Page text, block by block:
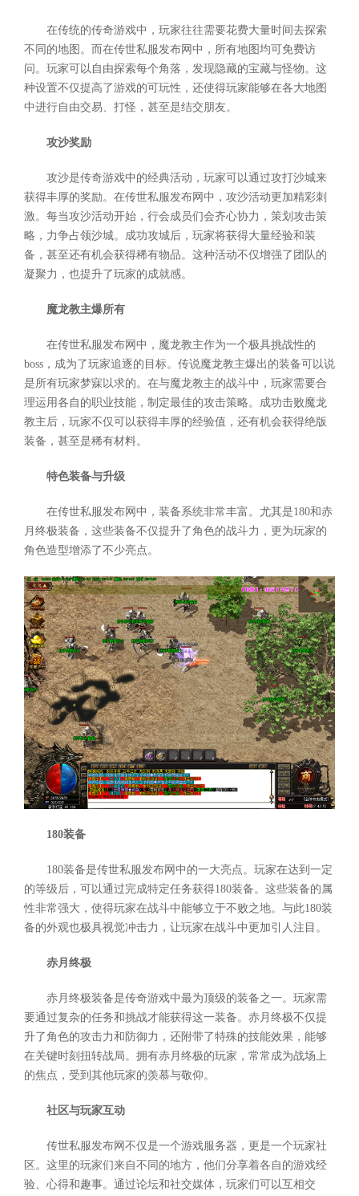
在传统的传奇游戏中，玩家往往需要花费大量时间去探索
不同的地图。而在传世私服发布网中，所有地图均可免费访
问。玩家可以自由探索每个角落，发现隐藏的宝藏与怪物。这
种设置不仅提高了游戏的可玩性，还使得玩家能够在各大地图
中进行自由交易、打怪，甚至是结交朋友。
攻沙奖励
攻沙是传奇游戏中的经典活动，玩家可以通过攻打沙城来
获得丰厚的奖励。在传世私服发布网中，攻沙活动更加精彩刺
激。每当攻沙活动开始，行会成员们会齐心协力，策划攻击策
略，力争占领沙城。成功攻城后，玩家将获得大量经验和装
备，甚至还有机会获得稀有物品。这种活动不仅增强了团队的
凝聚力，也提升了玩家的成就感。
魔龙教主爆所有
在传世私服发布网中，魔龙教主作为一个极具挑战性的
boss，成为了玩家追逐的目标。传说魔龙教主爆出的装备可以说
是所有玩家梦寐以求的。在与魔龙教主的战斗中，玩家需要合
理运用各自的职业技能，制定最佳的攻击策略。成功击败魔龙
教主后，玩家不仅可以获得丰厚的经验值，还有机会获得绝版
装备，甚至是稀有材料。
特色装备与升级
在传世私服发布网中，装备系统非常丰富。尤其是180和赤
月终极装备，这些装备不仅提升了角色的战斗力，更为玩家的
角色造型增添了不少亮点。
180装备
180装备是传世私服发布网中的一大亮点。玩家在达到一定
的等级后，可以通过完成特定任务获得180装备。这些装备的属
性非常强大，使得玩家在战斗中能够立于不败之地。与此180装
备的外观也极具视觉冲击力，让玩家在战斗中更加引人注目。
赤月终极
赤月终极装备是传奇游戏中最为顶级的装备之一。玩家需
要通过复杂的任务和挑战才能获得这一装备。赤月终极不仅提
升了角色的攻击力和防御力，还附带了特殊的技能效果，能够
在关键时刻扭转战局。拥有赤月终极的玩家，常常成为战场上
的焦点，受到其他玩家的羡慕与敬仰。
社区与玩家互动
传世私服发布网不仅是一个游戏服务器，更是一个玩家社
区。这里的玩家们来自不同的地方，他们分享着各自的游戏经
验、心得和趣事。通过论坛和社交媒体，玩家们可以互相交